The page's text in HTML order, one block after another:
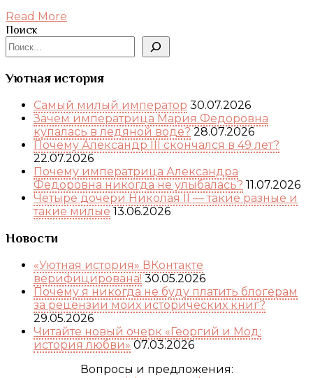
Read More
Поиск
Уютная история
Самый милый император 30.07.2026
Зачем императрица Мария Федоровна
купалась в ледяной воде? 28.07.2026
Почему Александр III скончался в 49 лет?
22.07.2026
Почему императрица Александра
Федоровна никогда не улыбалась? 11.07.2026
Четыре дочери Николая II — такие разные и
такие милые 13.06.2026
Новости
«Уютная история» ВКонтакте
верифицирована! 30.05.2026
Почему я никогда не буду платить блогерам
за рецензии моих исторических книг?
29.05.2026
Читайте новый очерк «Георгий и Мод:
история любви» 07.03.2026
Вопросы и предложения: